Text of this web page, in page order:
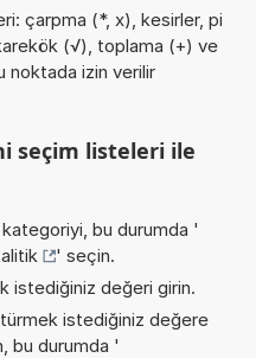
çarpma (*, x), kesirler, pi
(√), toplama (+) ve
noktada izin verilir
seçim listeleri ile
bu durumda '
' seçin.
istediğiniz değeri girin.
istediğiniz değere
bu durumda '